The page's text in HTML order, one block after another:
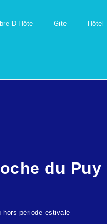
D’Hôte Gite Hôtel
du Puy
hors période estivale